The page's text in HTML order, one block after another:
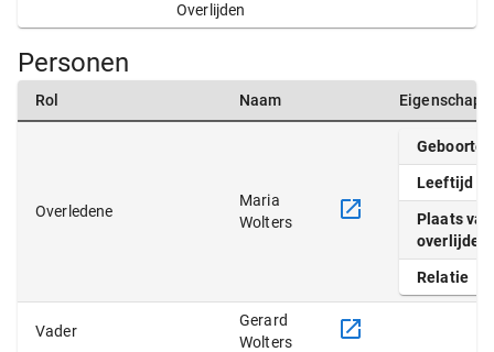
Overlijden
Personen
Rol Naam
Overledene
Maria
Wolters
Leeftijd
Plaats van
overlijden
Relatie
Vader
Gerard
Wolters